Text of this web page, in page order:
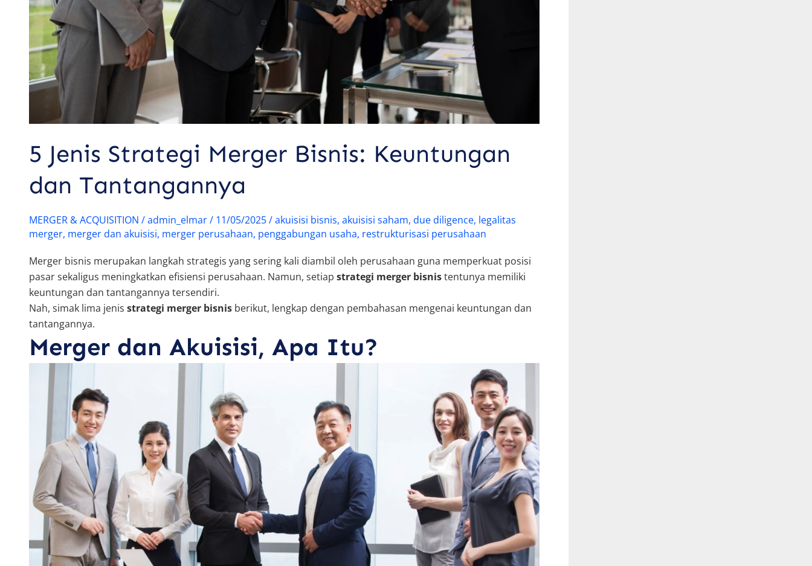
5 Jenis Strategi Merger Bisnis: Keuntungan
dan Tantangannya
MERGER & ACQUISITION /admin_elmar/ 11/05/2025/akuisisi bisnis, akuisisi saham, due diligence, legalitas
merger, merger dan akuisisi, merger perusahaan, penggabungan usaha, restrukturisasi perusahaan
Merger bisnis merupakan langkah strategis yang sering kali diambil oleh perusahaan guna memperkuat posisi
pasar sekaligus meningkatkan efisiensi perusahaan. Namun, setiap strategi merger bisnistentunya memiliki
keuntungan dan tantangannya tersendiri.
Nah, simak lima jenis strategi merger bisnis berikut, lengkap dengan pembahasan mengenai keuntungan dan
tantangannya.
Merger dan Akuisisi, Apa Itu?